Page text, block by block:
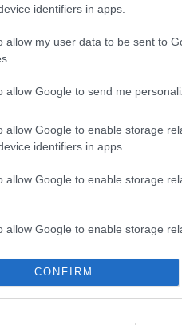
identifiers in apps.
allow my user data to be sent to
allow Google to send me
allow Google to enable storage
identifiers in apps.
allow Google to enable storage
allow Google to enable storage
allow Google to enable storage
functionality and fraud
CONFIRM
ÖNGONDOSKODÁS